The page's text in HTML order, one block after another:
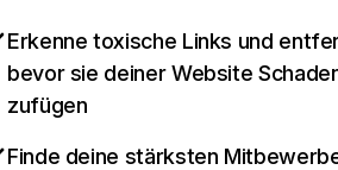
Erkenne toxische Links und
bevor sie deiner Website
zufügen
Finde deine stärksten